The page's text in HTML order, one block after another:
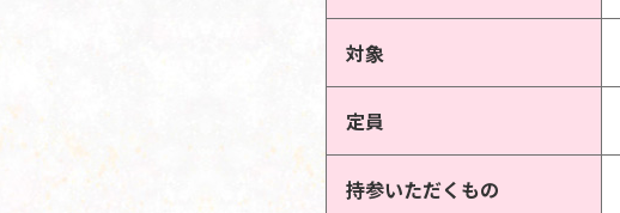
対象
定員
持参いただくもの